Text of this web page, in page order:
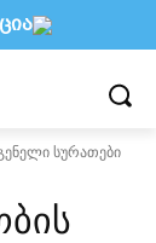
სურათები